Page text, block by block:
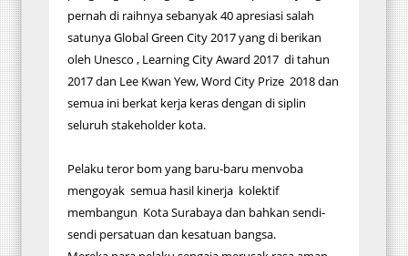
pernah di raihnya sebanyak 40 apresiasi salah
satunya Global Green City 2017 yang di berikan
oleh Unesco , Learning City Award 2017 di tahun
2017 dan Lee Kwan Yew, Word City Prize 2018 dan
semua ini berkat kerja keras dengan di siplin
seluruh stakeholder kota.
Pelaku teror bom yang baru-baru menvoba
mengoyak semua hasil kinerja kolektif
membangun Kota Surabaya dan bahkan sendi-
sendi persatuan dan kesatuan bangsa.